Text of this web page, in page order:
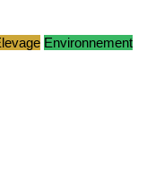
Environnement